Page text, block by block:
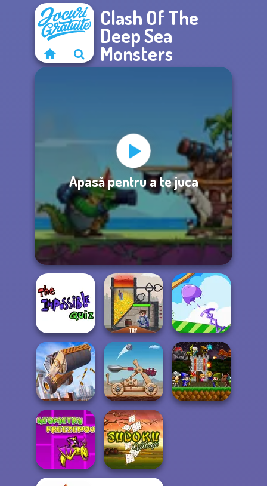
Clash Of The
Deep Sea
Monsters
Apasă pentru a te juca
The Impossible
Quiz Classic
Rescue Hero Mini Springs
Construction
Ramp Jumping
Clash of Stone